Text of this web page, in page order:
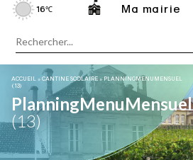
16℃ Ma mairie
ACCUEIL »CANTINE SCOLAIRE» PLANNINGMENUMENSUEL
(13)
PlanningMenuMensuel
(13)